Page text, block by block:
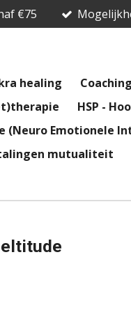
€75
healing Coaching
HSP -
(Neuro Emotionele
mutualiteit